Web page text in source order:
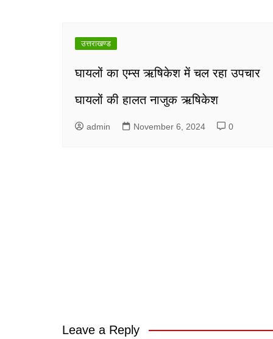
उत्तराखण्ड
घायलों का एम्स ऋषिकेश में चल रहा उपचार
घायलों की हालत नाजुक ऋषिकेश
admin November 6, 2024 0
Leave a Reply